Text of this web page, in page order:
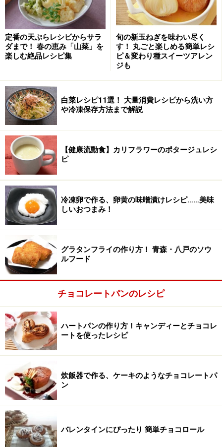
ホイップクリーム 適量
洋ナシ 1個
ブルーベリー 適量
くるみ 少々
クコの実 少々
粉砂糖
ミルクココアの代わりに普通のココアを使う場合は、
「ココア25g、スキムミルク大さじ1、砂糖大さじ3.5」
にします。
チョコレートパンの作り方・手順
■炊飯器でチョコレートパンを焼く
1
強力粉、ココア、イースト、砂糖、塩を混ぜる
ボウルに強力粉、ココア、イースト、砂糖、塩を入れ、
泡だて器でぐるぐる混ぜる。内釜に薄くサラダ油をぬっ
定番の天ぷらレシピからサラ
ダまで！ 春の恵み「山菜」を
楽しむ絶品レシピ集
旬の新玉ねぎを味わい尽く
す！ 丸ごと楽しめる簡単レシ
ピ＆変わり種スイーツアレン
ジも
白菜レシピ11選！ 大量消費レシピから洗い方
や冷凍保存方法まで解説
【健康流動食】カリフラワーのポタージュレシ
ピ
冷凍卵で作る、卵黄の味噌漬けレシピ……美味
しいおつまみ！
グラタンフライの作り方！ 青森・八戸のソウ
ルフード
チョコレートパンのレシピ
ハートパンの作り方！キャンディーとチョコレ
ートを使ったレシピ
炊飯器で作る、ケーキのようなチョコレートパ
ン
バレンタインにぴったり 簡単チョコロール